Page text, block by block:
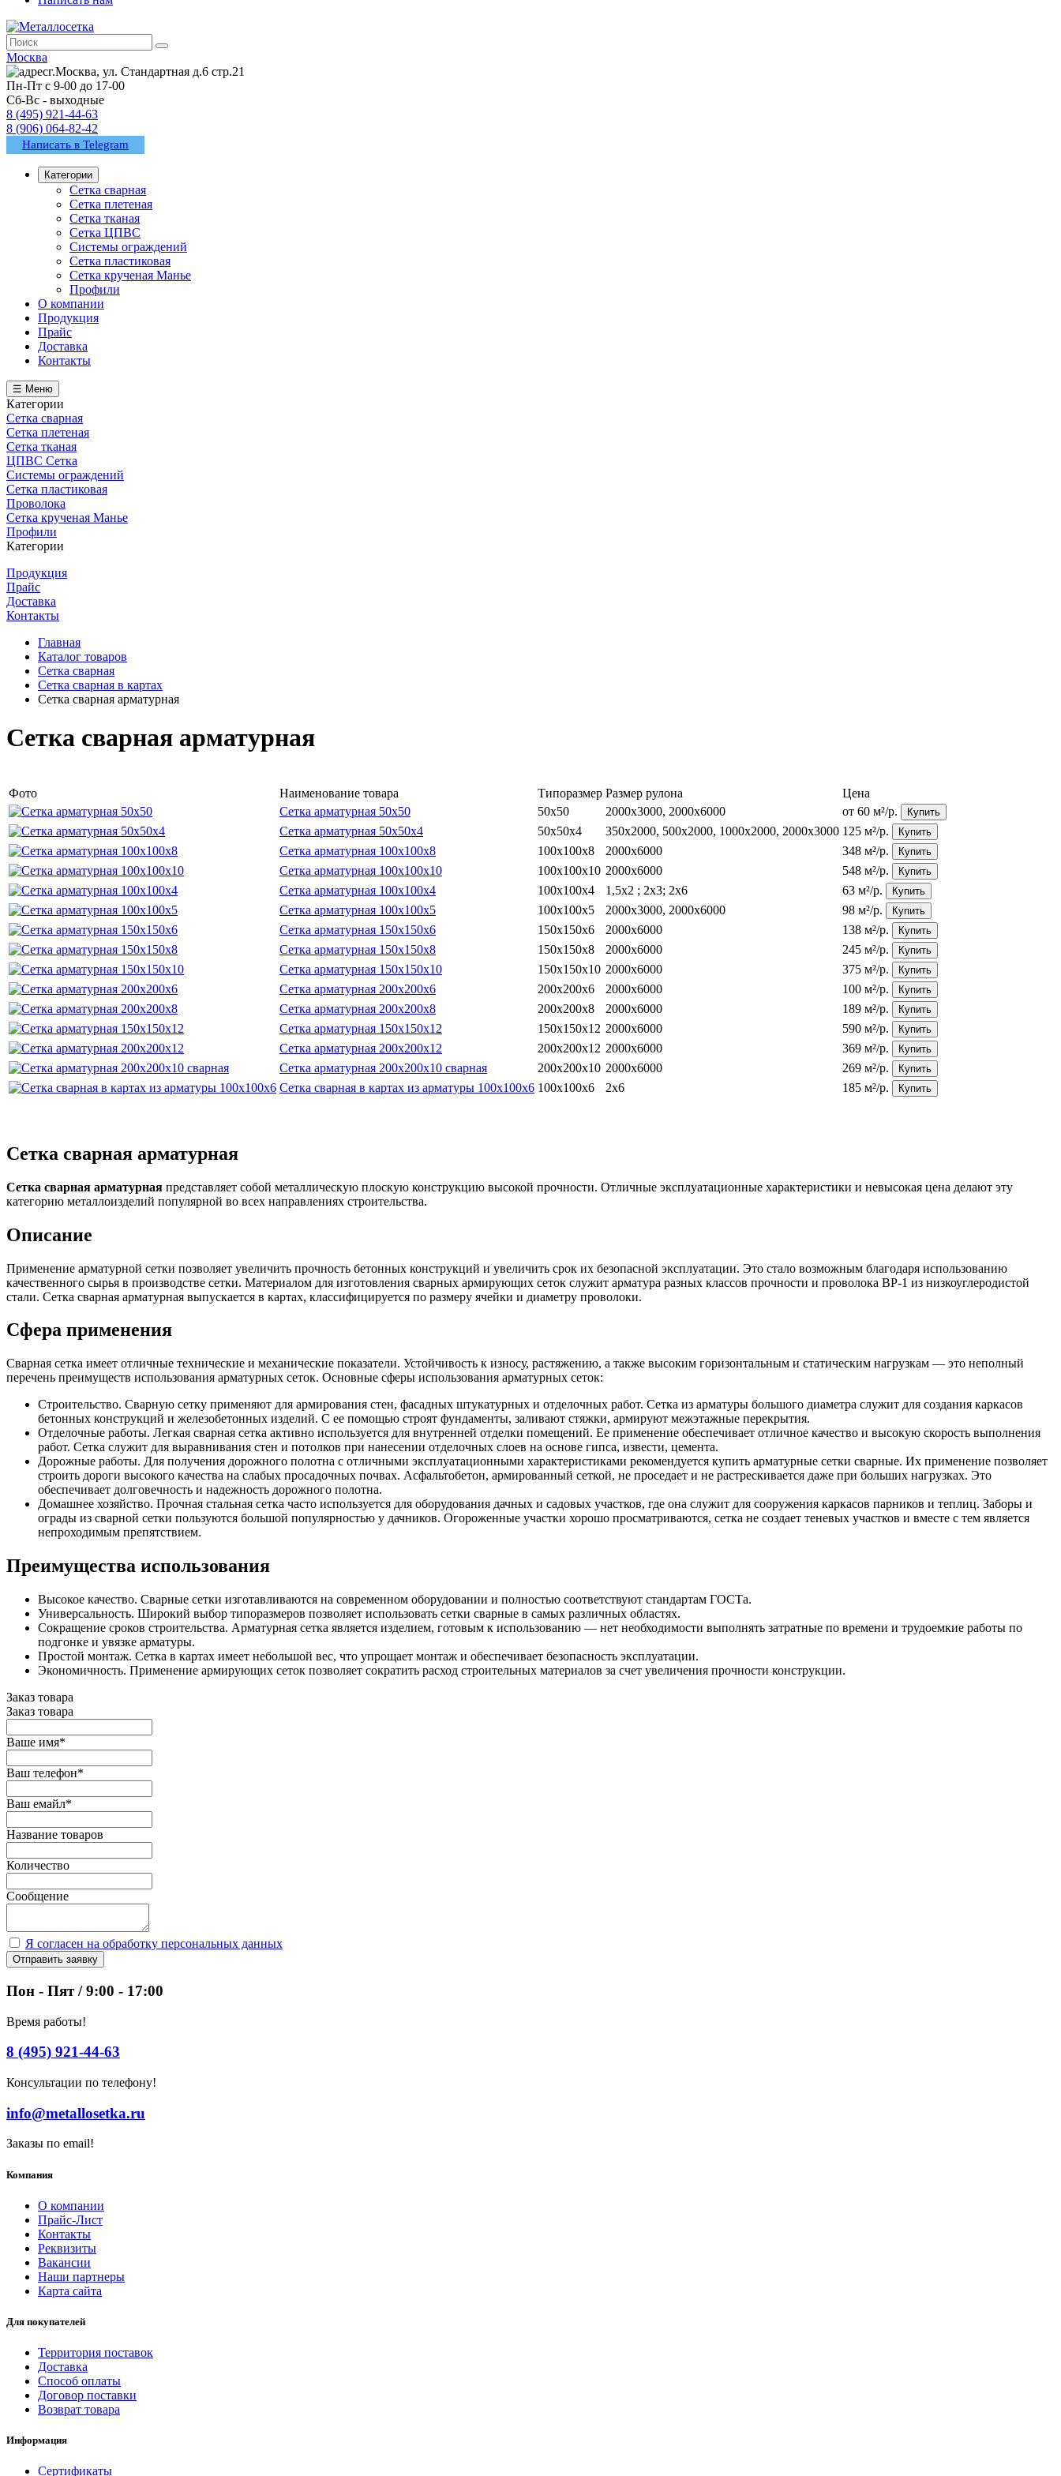
Москва
г.Москва, ул. Стандартная д.6 стр.21
Пн-Пт с 9-00 до 17-00
Сб-Вс - выходные
8 (495) 921-44-63
8 (906) 064-82-42
Написать в Telegram
Категории
Сетка сварная
Сетка плетеная
Сетка тканая
Сетка ЦПВС
Системы ограждений
Сетка пластиковая
Сетка крученая Манье
Профили
О компании
Продукция
Прайс
Доставка
Контакты
☰ Меню
Категории
Сетка сварная
Сетка плетеная
Сетка тканая
ЦПВС Сетка
Системы ограждений
Сетка пластиковая
Проволока
Сетка крученая Манье
Профили
Категории
Продукция
Прайс
Доставка
Контакты
Главная
Каталог товаров
Сетка сварная
Сетка сварная в картах
Сетка сварная арматурная
Сетка сварная арматурная
Фото Наименование товара Типоразмер Размер рулона
Цена
Сетка арматурная 50х50
50х50 2000х3000, 2000х6000 от 60 м²/р. Купить
Сетка арматурная 50х50х4 50х50х4 350х2000, 500х2000, 1000х2000, 2000х3000 125 м²/р. Купить
Сетка арматурная 100х100х8 100х100х8 2000х6000 348 м²/р. Купить
Сетка арматурная 100х100х10 100х100х10 2000х6000 548 м²/р. Купить
Сетка арматурная 100х100х4 100х100х4 1,5х2 ; 2х3; 2х6 63 м²/р. Купить
Сетка арматурная 100х100х5 100х100х5 2000х3000, 2000х6000 98 м²/р. Купить
Сетка арматурная 150х150х6 150х150х6 2000х6000 138 м²/р. Купить
Сетка арматурная 150х150х8 150х150х8 2000х6000 245 м²/р. Купить
Сетка арматурная 150х150х10 150х150х10 2000х6000 375 м²/р. Купить
Сетка арматурная 200х200х6 200х200х6 2000х6000 100 м²/р. Купить
Сетка арматурная 200х200х8 200х200х8 2000х6000 189 м²/р. Купить
Сетка арматурная 150х150х12 150х150х12 2000х6000 590 м²/р. Купить
Сетка арматурная 200х200х12 200х200х12 2000х6000 369 м²/р. Купить
Сетка арматурная 200х200х10 сварная 200х200х10 2000х6000 269 м²/р. Купить
Сетка сварная в картах из арматуры 100х100х6 100х100х6 2х6 185 м²/р. Купить
Сетка сварная арматурная
Сетка сварная арматурная представляет собой металлическую плоскую конструкцию высокой прочности. Отличные эксплуатационные характеристики и невысокая цена делают эту
категорию металлоизделий популярной во всех направлениях строительства.
Описание
Применение арматурной сетки позволяет увеличить прочность бетонных конструкций и увеличить срок их безопасной эксплуатации. Это стало возможным благодаря использованию
качественного сырья в производстве сетки. Материалом для изготовления сварных армирующих сеток служит арматура разных классов прочности и проволока ВР-1 из низкоуглеродистой
стали. Сетка сварная арматурная выпускается в картах, классифицируется по размеру ячейки и диаметру проволоки.
Сфера применения
Сварная сетка имеет отличные технические и механические показатели. Устойчивость к износу, растяжению, а также высоким горизонтальным и статическим нагрузкам — это неполный
перечень преимуществ использования арматурных сеток. Основные сферы использования арматурных сеток:
Строительство. Сварную сетку применяют для армирования стен, фасадных штукатурных и отделочных работ. Сетка из арматуры большого диаметра служит для создания каркасов
бетонных конструкций и железобетонных изделий. С ее помощью строят фундаменты, заливают стяжки, армируют межэтажные перекрытия.
Отделочные работы. Легкая сварная сетка активно используется для внутренней отделки помещений. Ее применение обеспечивает отличное качество и высокую скорость выполнения
работ. Сетка служит для выравнивания стен и потолков при нанесении отделочных слоев на основе гипса, извести, цемента.
Дорожные работы. Для получения дорожного полотна с отличными эксплуатационными характеристиками рекомендуется купить арматурные сетки сварные. Их применение позволяет
строить дороги высокого качества на слабых просадочных почвах. Асфальтобетон, армированный сеткой, не проседает и не растрескивается даже при больших нагрузках. Это
обеспечивает долговечность и надежность дорожного полотна.
Домашнее хозяйство. Прочная стальная сетка часто используется для оборудования дачных и садовых участков, где она служит для сооружения каркасов парников и теплиц. Заборы и
ограды из сварной сетки пользуются большой популярностью у дачников. Огороженные участки хорошо просматриваются, сетка не создает теневых участков и вместе с тем является
непроходимым препятствием.
Преимущества использования
Высокое качество. Сварные сетки изготавливаются на современном оборудовании и полностью соответствуют стандартам ГОСТа.
Универсальность. Широкий выбор типоразмеров позволяет использовать сетки сварные в самых различных областях.
Сокращение сроков строительства. Арматурная сетка является изделием, готовым к использованию — нет необходимости выполнять затратные по времени и трудоемкие работы по
подгонке и увязке арматуры.
Простой монтаж. Сетка в картах имеет небольшой вес, что упрощает монтаж и обеспечивает безопасность эксплуатации.
Экономичность. Применение армирующих сеток позволяет сократить расход строительных материалов за счет увеличения прочности конструкции.
Заказ товара
Заказ товара
Ваше имя*
Ваш телефон*
Ваш емайл*
Название товаров
Количество
Сообщение
Я согласен на обработку персональных данных
Отправить заявку
Пон - Пят / 9:00 - 17:00
Время работы!
8 (495) 921-44-63
Консультации по телефону!
info@metallosetka.ru
Заказы по email!
Компания
О компании
Прайс-Лист
Контакты
Реквизиты
Вакансии
Наши партнеры
Карта сайта
Для покупателей
Территория поставок
Доставка
Способ оплаты
Договор поставки
Возврат товара
Информация
Сертификаты